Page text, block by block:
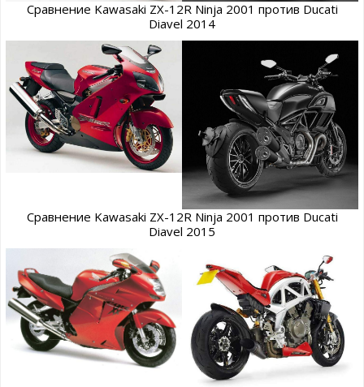
Сравнение Kawasaki ZX-12R Ninja 2001 против Ducati
Diavel 2014
Сравнение Kawasaki ZX-12R Ninja 2001 против Ducati
Diavel 2015